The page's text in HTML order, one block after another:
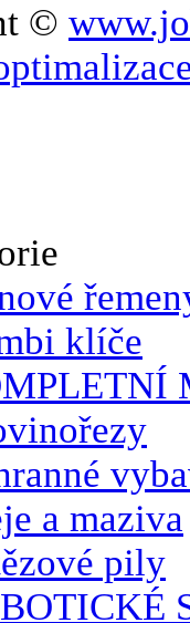
©
klíče
a maziva
pily